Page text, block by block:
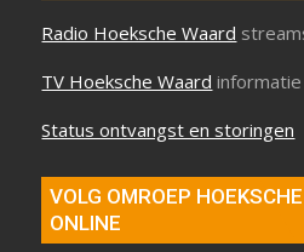
Radio Hoeksche Waard
TV Hoeksche Waard informatie
Status ontvangst en storingen
VOLG OMROEP
ONLINE